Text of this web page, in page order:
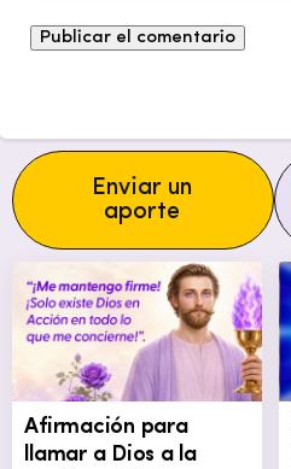
Enviar un
aporte
Afirmación para
llamar a Dios a la